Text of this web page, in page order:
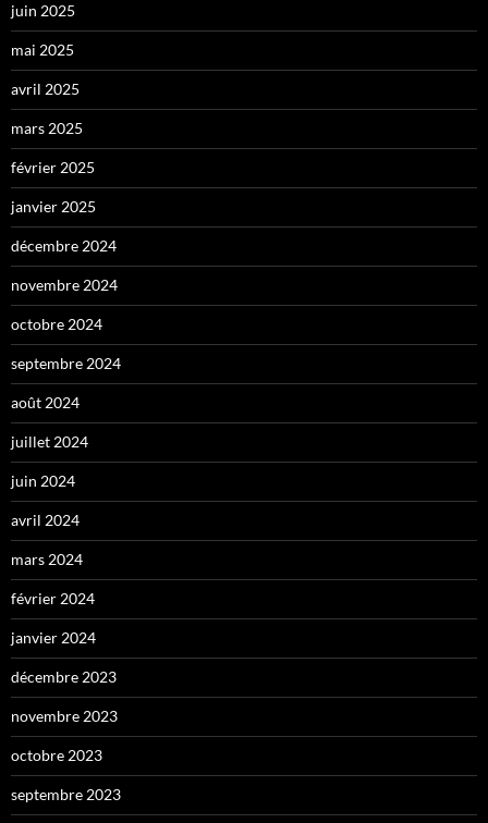
juin 2025
mai 2025
avril 2025
mars 2025
février 2025
janvier 2025
décembre 2024
novembre 2024
octobre 2024
septembre 2024
août 2024
juillet 2024
juin 2024
avril 2024
mars 2024
février 2024
janvier 2024
décembre 2023
novembre 2023
octobre 2023
septembre 2023